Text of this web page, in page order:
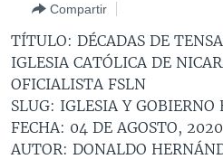
principal
Salte
búsqueda
VOA VERIFICA INMIGRACIÓN
VOA VERIFICA AMÉRICA LATINA
ARGENTINA
BOLIVIA
COLOMBIA
CHILE
PERÚ
CHINA EN AMÉRICA LATINA
CENTROAMÉRICA
COSTA RICA
EL SALVADOR
GUATEMALA
OTRAS SECCIONES
INMIGRACIÓN
LIBERTAD DE PRENSA
ESPECIALES DE LA VOA
LIBERTAD DE PRENSA
Compartir
TÍTULO: DÉCADAS DE
IGLESIA CATÓLICA DE
OFICIALISTA FSLN
SLUG: IGLESIA Y GOBIERNO
FECHA: 04 DE AGOSTO, 2020
AUTOR: DONALDO